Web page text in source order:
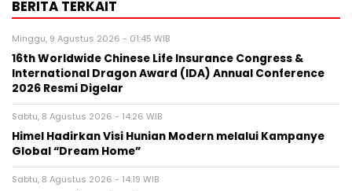
BERITA TERKAIT
Minggu, 9 Agustus 2026 - 01:45 WIB
16th Worldwide Chinese Life Insurance Congress &
International Dragon Award (IDA) Annual Conference
2026 Resmi Digelar
Sabtu, 8 Agustus 2026 - 14:26 WIB
Himel Hadirkan Visi Hunian Modern melalui Kampanye
Global “Dream Home”
Sabtu, 8 Agustus 2026 - 14:19 WIB